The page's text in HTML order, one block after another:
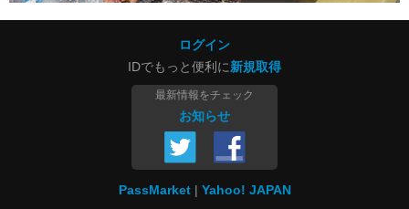
ログイン
IDでもっと便利に新規取得
最新情報をチェック
お知らせ
PassMarket Yahoo! JAPAN